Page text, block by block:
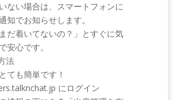
ない場合は、スマートフォンに
知でお知らせします。
まだ着いてないの？」とすぐに気
安心です。
法
ても簡単です！
にログイン